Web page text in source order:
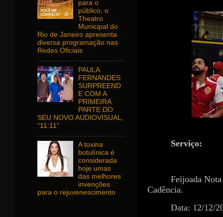
Serviço:
Feijoada
Cadência.
Data: 12/12/
para o
público, o
Theatro
Municipal do
Rio de Janeiro apresenta
diversa programação nas
Redes Oficiais
PAULA
FERNANDES
SURPREEND
E COM A
PRIMEIRA
PARTE DO
SEU NOVO AUDIOVISUAL,
“11:11”
A toxina
botulínica é
considerada
hoje umas
das melhores
invenções
para o rejuvenescimento